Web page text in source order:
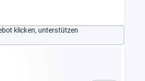
klicken, unterstützen